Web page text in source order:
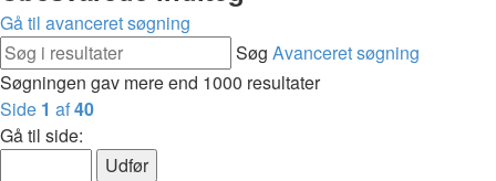
Gå til avanceret søgning
Søg Avanceret søgning
Søgningen gav mere end 1000 resultater
Side 1 af40
Gå til side: